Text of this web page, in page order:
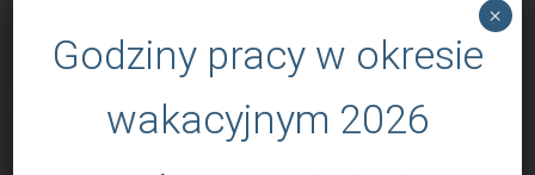
KONKURSY
Godziny pracy w okresie
wakacyjnym 2026
×